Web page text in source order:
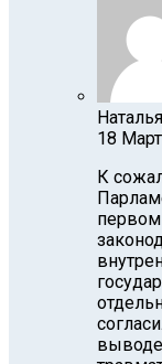
18
К
первом
выводе